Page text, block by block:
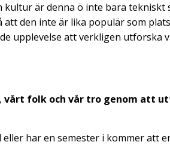
kultur är denna ö inte bara
att den inte är lika populär som
upplevelse att verkligen utforska
vårt folk och vår tro genom att
har en semester i kommer att